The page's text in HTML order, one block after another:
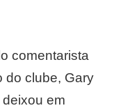
comentarista
do clube, Gary
deixou em